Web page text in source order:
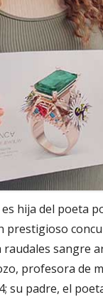
hija del poeta
prestigioso
sangre
profesora de
su padre, el